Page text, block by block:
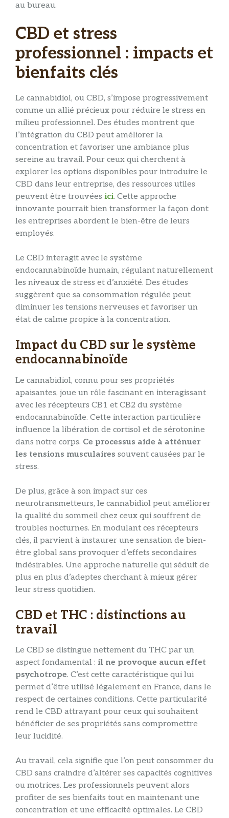
au bureau.
CBD et stress
professionnel : impacts et
bienfaits clés
Le cannabidiol, ou CBD, s’impose progressivement
comme un allié précieux pour réduire le stress en
milieu professionnel. Des études montrent que
l’intégration du CBD peut améliorer la
concentration et favoriser une ambiance plus
sereine au travail. Pour ceux qui cherchent à
explorer les options disponibles pour introduire le
CBD dans leur entreprise, des ressources utiles
peuvent être trouvées ici. Cette approche
innovante pourrait bien transformer la façon dont
les entreprises abordent le bien-être de leurs
employés.
Le CBD interagit avec le système
endocannabinoïde humain, régulant naturellement
les niveaux de stress et d’anxiété. Des études
suggèrent que sa consommation régulée peut
diminuer les tensions nerveuses et favoriser un
état de calme propice à la concentration.
Impact du CBD sur le système
endocannabinoïde
Le cannabidiol, connu pour ses propriétés
apaisantes, joue un rôle fascinant en interagissant
avec les récepteurs CB1 et CB2 du système
endocannabinoïde. Cette interaction particulière
influence la libération de cortisol et de sérotonine
dans notre corps. Ce processus aide à atténuer
les tensions musculaires souvent causées par le
stress.
De plus, grâce à son impact sur ces
neurotransmetteurs, le cannabidiol peut améliorer
la qualité du sommeil chez ceux qui souffrent de
troubles nocturnes. En modulant ces récepteurs
clés, il parvient à instaurer une sensation de bien-
être global sans provoquer d’effets secondaires
indésirables. Une approche naturelle qui séduit de
plus en plus d’adeptes cherchant à mieux gérer
leur stress quotidien.
CBD et THC : distinctions au
travail
Le CBD se distingue nettement du THC par un
aspect fondamental : il ne provoque aucun effet
psychotrope. C’est cette caractéristique qui lui
permet d’être utilisé légalement en France, dans le
respect de certaines conditions. Cette particularité
rend le CBD attrayant pour ceux qui souhaitent
bénéficier de ses propriétés sans compromettre
leur lucidité.
Au travail, cela signifie que l’on peut consommer du
CBD sans craindre d’altérer ses capacités cognitives
ou motrices. Les professionnels peuvent alors
profiter de ses bienfaits tout en maintenant une
concentration et une efficacité optimales. Le CBD